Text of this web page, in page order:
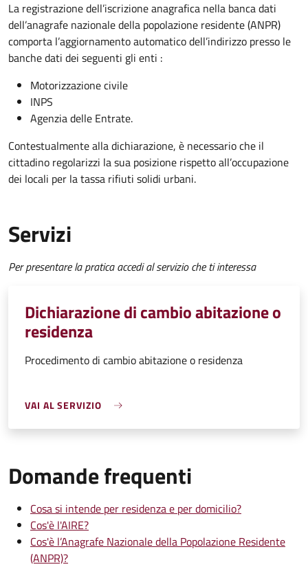
La registrazione dell’iscrizione anagrafica nella banca dati
dell’anagrafe nazionale della popolazione residente (ANPR)
comporta l’aggiornamento automatico dell’indirizzo presso le
banche dati dei seguenti gli enti :
Motorizzazione civile
INPS
Agenzia delle Entrate.
Contestualmente alla dichiarazione, è necessario che il
cittadino regolarizzi la sua posizione rispetto all’occupazione
dei locali per la tassa rifiuti solidi urbani.
Servizi
Per presentare la pratica accedi al servizio che ti interessa
Dichiarazione di cambio abitazione o
residenza
Procedimento di cambio abitazione o residenza
VAI AL SERVIZIO
Domande frequenti
Cosa si intende per residenza e per domicilio?
Cos'è l'AIRE?
Cos'è l’Anagrafe Nazionale della Popolazione Residente
(ANPR)?